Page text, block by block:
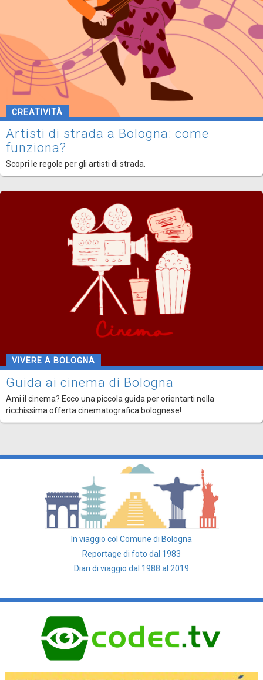
CREATIVITÀ
Artisti di strada a Bologna: come
funziona?
Scopri le regole per gli artisti di strada.
VIVERE A BOLOGNA
Guida ai cinema di Bologna
Ami il cinema? Ecco una piccola guida per orientarti nella
ricchissima offerta cinematografica bolognese!
In viaggio col Comune di Bologna
Reportage di foto dal 1983
Diari di viaggio dal 1988 al 2019